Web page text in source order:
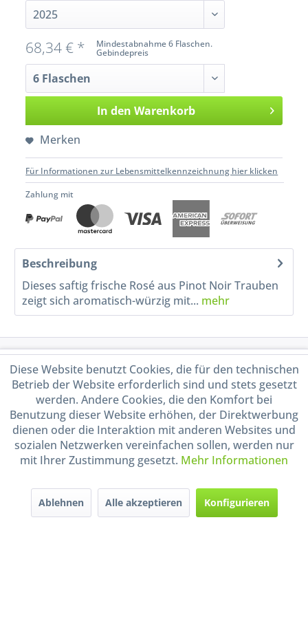
Mindestabnahme 6 Flaschen.
Gebindepreis
68,34 € *
In den Warenkorb
Merken
Für Informationen zur Lebensmittelkennzeichnung hier klicken
Zahlung mit
Beschreibung
Dieses saftig frische Rosé aus Pinot Noir Trauben
zeigt sich aromatisch-würzig mit... mehr
Service Hotline
Shop Service
Informationen
Handel mit BIO-Weinen
durch DE-ÖKO-009
Diese Website benutzt Cookies, die für den technischen
Betrieb der Website erforderlich sind und stets gesetzt
werden. Andere Cookies, die den Komfort bei
Benutzung dieser Website erhöhen, der Direktwerbung
dienen oder die Interaktion mit anderen Websites und
sozialen Netzwerken vereinfachen sollen, werden nur
mit Ihrer Zustimmung gesetzt. Mehr Informationen
Ablehnen Alle akzeptieren Konfigurieren